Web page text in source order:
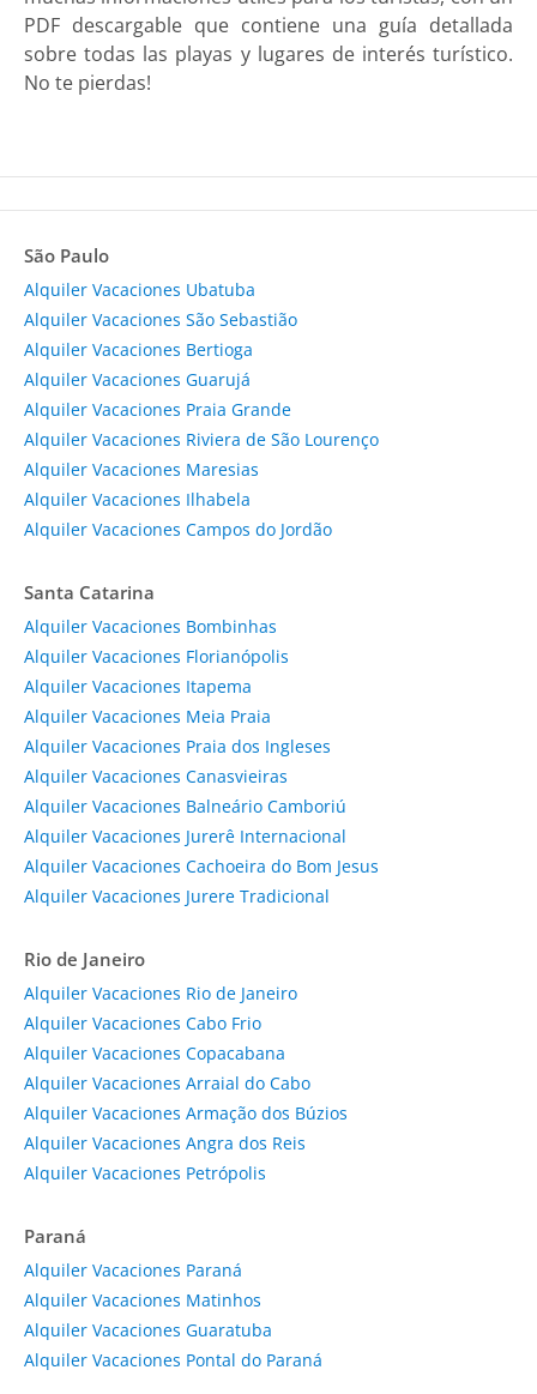
PDF descargable que contiene una guía detallada
sobre todas las playas y lugares de interés turístico.
No te pierdas!
São Paulo
Alquiler Vacaciones Ubatuba
Alquiler Vacaciones São Sebastião
Alquiler Vacaciones Bertioga
Alquiler Vacaciones Guarujá
Alquiler Vacaciones Praia Grande
Alquiler Vacaciones Riviera de São Lourenço
Alquiler Vacaciones Maresias
Alquiler Vacaciones Ilhabela
Alquiler Vacaciones Campos do Jordão
Santa Catarina
Alquiler Vacaciones Bombinhas
Alquiler Vacaciones Florianópolis
Alquiler Vacaciones Itapema
Alquiler Vacaciones Meia Praia
Alquiler Vacaciones Praia dos Ingleses
Alquiler Vacaciones Canasvieiras
Alquiler Vacaciones Balneário Camboriú
Alquiler Vacaciones Jurerê Internacional
Alquiler Vacaciones Cachoeira do Bom Jesus
Alquiler Vacaciones Jurere Tradicional
Rio de Janeiro
Alquiler Vacaciones Rio de Janeiro
Alquiler Vacaciones Cabo Frio
Alquiler Vacaciones Copacabana
Alquiler Vacaciones Arraial do Cabo
Alquiler Vacaciones Armação dos Búzios
Alquiler Vacaciones Angra dos Reis
Alquiler Vacaciones Petrópolis
Paraná
Alquiler Vacaciones Paraná
Alquiler Vacaciones Matinhos
Alquiler Vacaciones Guaratuba
Alquiler Vacaciones Pontal do Paraná